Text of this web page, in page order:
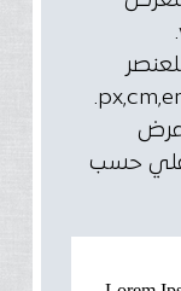
علي حسب